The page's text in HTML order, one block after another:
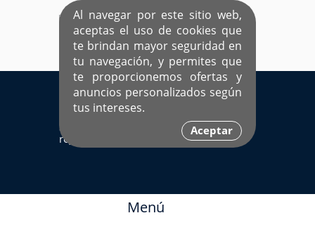
Al navegar por este sitio web,
aceptas el uso de cookies que
te brindan mayor seguridad en
tu navegación, y permites que
te proporcionemos ofertas y
anuncios personalizados según
tus intereses.
Aceptar
EL ÚNICO SITIO DEDICADO A SOLTEROS
HISPANOS COMO TÚ
Ingresa aquí
Sí ya estás
registrado
Menú